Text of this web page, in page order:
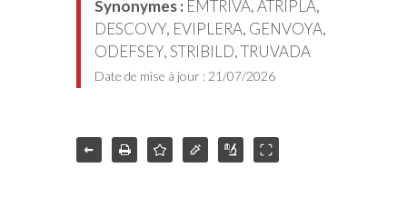
Synonymes : EMTRIVA, ATRIPLA,
DESCOVY, EVIPLERA, GENVOYA,
ODEFSEY, STRIBILD, TRUVADA
Date de mise à jour : 21/07/2026